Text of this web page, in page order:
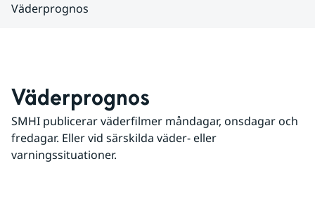
Väderprognos
Väderprognos
SMHI publicerar väderfilmer måndagar, onsdagar och
fredagar. Eller vid särskilda väder- eller
varningssituationer.